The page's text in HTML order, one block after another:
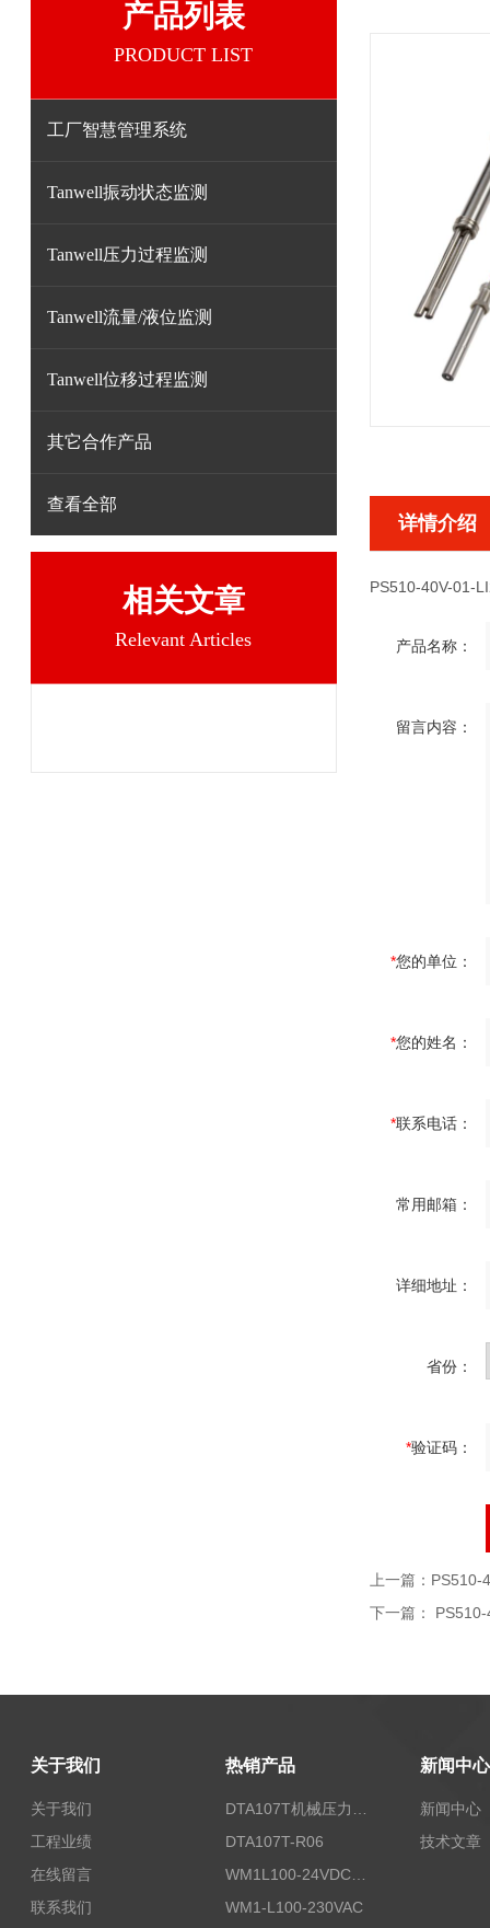
产品列表
PRODUCT LIST
工厂智慧管理系统
Tanwell振动状态监测
Tanwell压力过程监测
Tanwell流量/液位监测
Tanwell位移过程监测
其它合作产品
查看全部
相关文章
Relevant Articles
详情介绍
PS510-40V-01-
产品名称：
留言内容：
*您的单位：
*您的姓名：
*联系电话：
常用邮箱：
详细地址：
省份：
*验证码：
上一篇： PS510-
下一篇：
关于我们
关于我们
工程业绩
在线留言
联系我们
热销产品
DTA107T-R06
WM1L100-24VDC/T5X
WM1-L100-230VAC
新闻中心
新闻中心
技术文章